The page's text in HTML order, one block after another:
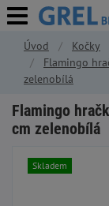
Úvod Kočky
Flamingo
zelenobílá
Flamingo
cm zelenobílá
Skladem